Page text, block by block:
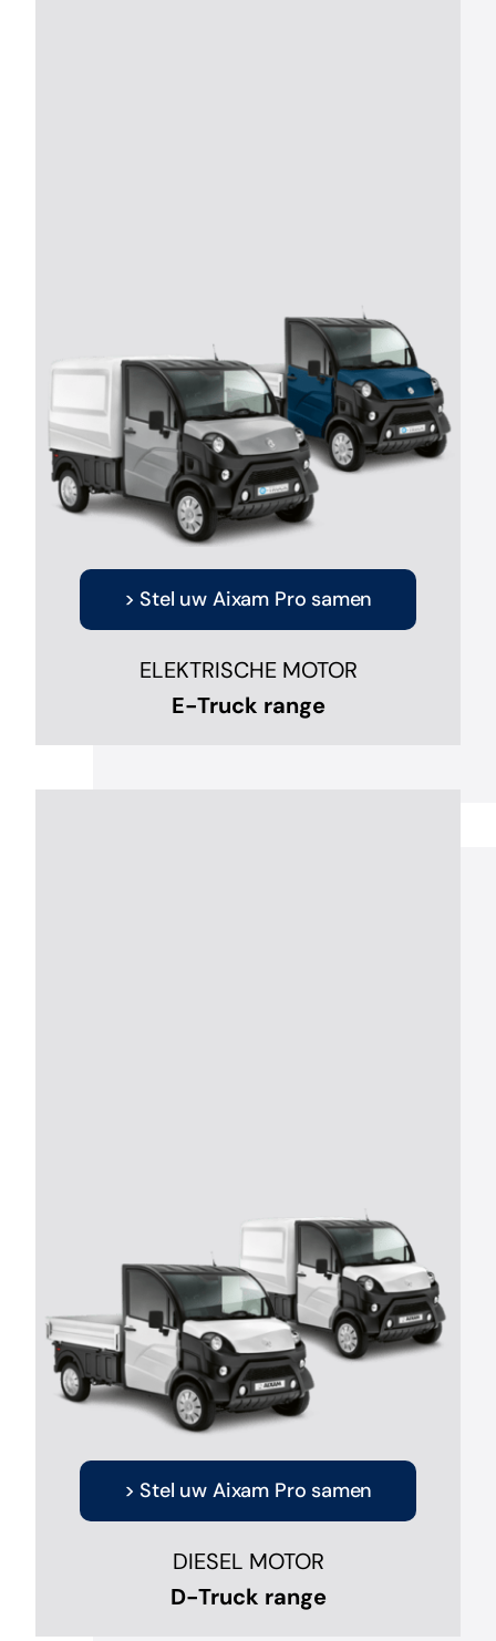
> Stel uw Aixam Pro samen
ELEKTRISCHE MOTOR
E-Truck range
> Stel uw Aixam Pro samen
DIESEL MOTOR
D-Truck range